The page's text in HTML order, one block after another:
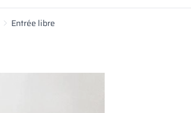
Entrée libre